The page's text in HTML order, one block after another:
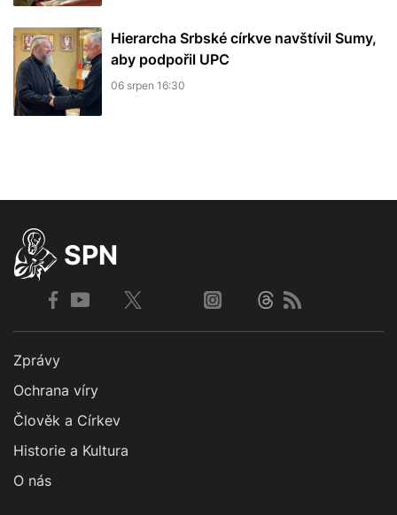
Hierarcha Srbské církve navštívil Sumy,
aby podpořil UPC
06 srpen 16:30
SPN
Zprávy
Ochrana víry
Člověk a Církev
Historie a Kultura
O nás